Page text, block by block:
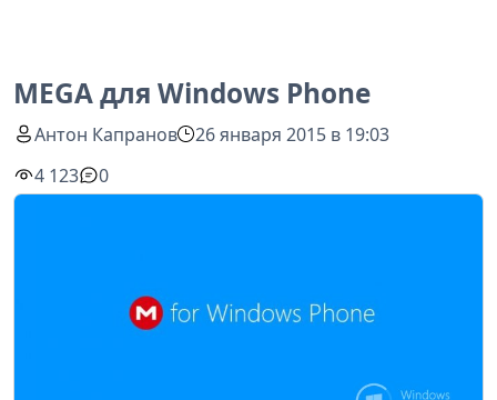
MEGA для Windows Phone
Антон Капранов
26 января 2015 в 19:03
4 123
0